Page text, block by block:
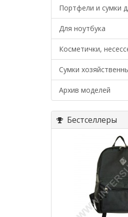
Портфели и сумки
Для ноутбука
Косметички,
Сумки
Архив моделей
Бестселлеры